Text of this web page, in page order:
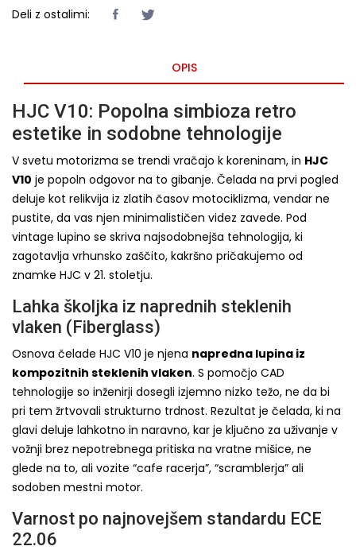
Deli z ostalimi:
OPIS
HJC V10: Popolna simbioza retro
estetike in sodobne tehnologije
V svetu motorizma se trendi vračajo k koreninam, in HJC
V10 je popoln odgovor na to gibanje. Čelada na prvi pogled
deluje kot relikvija iz zlatih časov motociklizma, vendar ne
pustite, da vas njen minimalističen videz zavede. Pod
vintage lupino se skriva najsodobnejša tehnologija, ki
zagotavlja vrhunsko zaščito, kakršno pričakujemo od
znamke HJC v 21. stoletju.
Lahka školjka iz naprednih steklenih
vlaken (Fiberglass)
Osnova čelade HJC V10 je njena napredna lupina iz
kompozitnih steklenih vlaken. S pomočjo CAD
tehnologije so inženirji dosegli izjemno nizko težo, ne da bi
pri tem žrtvovali strukturno trdnost. Rezultat je čelada, ki na
glavi deluje lahkotno in naravno, kar je ključno za uživanje v
vožnji brez nepotrebnega pritiska na vratne mišice, ne
glede na to, ali vozite “cafe racerja”, “scramblerja” ali
sodoben mestni motor.
Varnost po najnovejšem standardu ECE
22.06